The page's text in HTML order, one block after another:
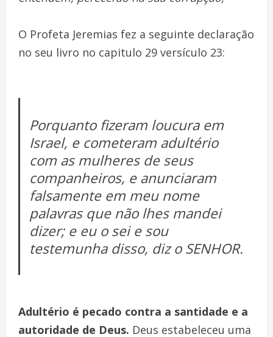
O Profeta Jeremias fez a seguinte declaração
no seu livro no capitulo 29 versículo 23:
Porquanto fizeram loucura em
Israel, e cometeram adultério
com as mulheres de seus
companheiros, e anunciaram
falsamente em meu nome
palavras que não lhes mandei
dizer; e eu o sei e sou
testemunha disso, diz o SENHOR.
Adultério é pecado contra a santidade e a
autoridade de Deus. Deus estabeleceu uma